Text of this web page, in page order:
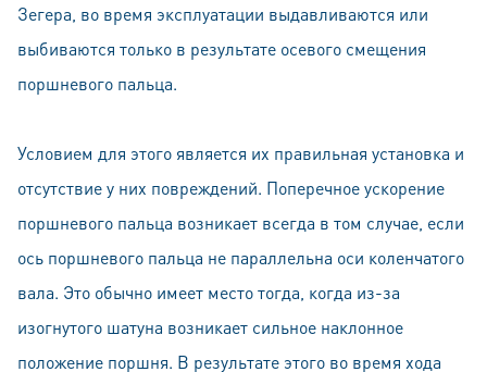
Зегера, во время эксплуатации выдавливаются или
выбиваются только в результате осевого смещения
поршневого пальца.
Условием для этого является их правильная установка и
отсутствие у них повреждений. Поперечное ускорение
поршневого пальца возникает всегда в том случае, если
ось поршневого пальца не параллельна оси коленчатого
вала. Это обычно имеет место тогда, когда из-за
изогнутого шатуна возникает сильное наклонное
положение поршня. В результате этого во время хода